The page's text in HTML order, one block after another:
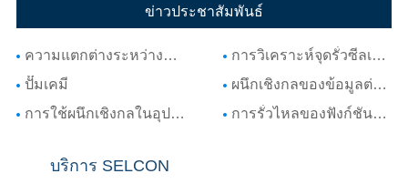
ข่าวประชาสัมพันธ์
ความแตกต่างระหว่างตราประทับเชิงกลของเครื่องปั่นและปั๊ม
การวิเคราะห์จุดรั่วซีลเครื่องจักรปั๊มและรูปแบบการบำรุงรักษา
ปั๊มเคมี
ผนึกเชิงกลของข้อมูลต่างๆที่เกี่ยวข้องกับปั๊ม
การใช้ผนึกเชิงกลในอุปกรณ์หมุน
การรั่วไหลของฟังก์ชันความต้องการและอายุการใช้งานของซีลเครื่องกล
บริการ SELCON